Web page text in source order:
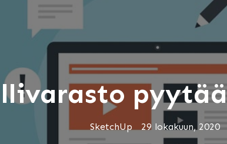
SketchUp 29 lokakuun, 2020